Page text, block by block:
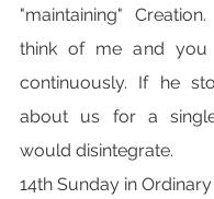
"maintaining"
think of me and you
continuously. If he
about us for a
would disintegrate.
14th Sunday in